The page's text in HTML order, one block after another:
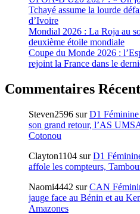
Tchayé assume la lourde
d’Ivoire
Mondial 2026 : La Roja au
deuxième étoile mondiale
Coupe du Monde 2026 :
rejoint la France dans le
Commentaires
Steven2596 surD1
son grand retour, l’AS
Cotonou
Clayton1104 surD1
affole les compteurs,
Naomi4442 surCAN
jauge face au Bénin et au
Amazones